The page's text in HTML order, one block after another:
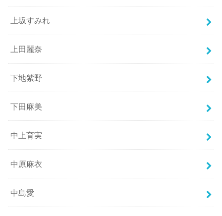
上坂すみれ
上田麗奈
下地紫野
下田麻美
中上育実
中原麻衣
中島愛